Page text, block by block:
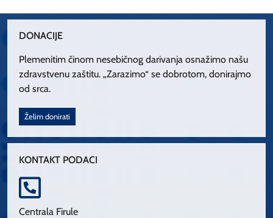
DONACIJE
Plemenitim činom nesebičnog darivanja osnažimo našu
zdravstvenu zaštitu. „Zarazimo“ se dobrotom, donirajmo
od srca.
Želim donirati
KONTAKT PODACI
Centrala Firule